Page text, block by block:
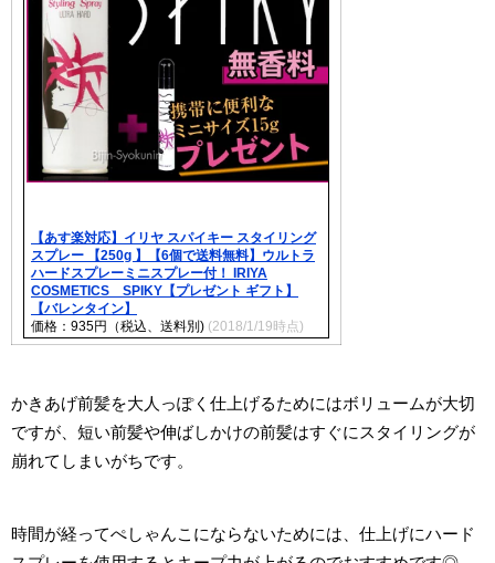
【あす楽対応】イリヤ スパイキー スタイリング
スプレー 【250g 】【6個で送料無料】ウルトラ
ハードスプレーミニスプレー付！ IRIYA
COSMETICS SPIKY【プレゼント ギフト】
【バレンタイン】
価格：935円（税込、送料別) (2018/1/19時点)
かきあげ前髪を大人っぽく仕上げるためにはボリュームが大切
ですが、短い前髪や伸ばしかけの前髪はすぐにスタイリングが
崩れてしまいがちです。
時間が経ってぺしゃんこにならないためには、仕上げにハード